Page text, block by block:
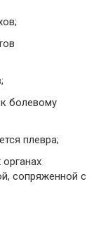
болевому
плевра;
сопряженной с